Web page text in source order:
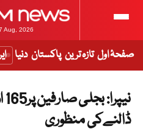
Aug, 2026
صفحۂ اول تازہ ترین پاکستان دنیا
ڈالنےکی منظوری